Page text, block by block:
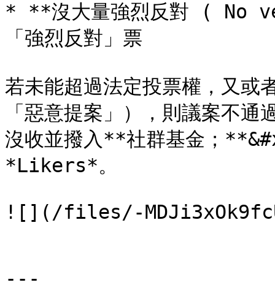
* **沒大量強烈反對 ( No
「強烈反對」票
若未能超過法定投票權，又或
「惡意提案」），則議案不
沒收並撥入**社群基金；
*Likers*。
![](/files/-
---